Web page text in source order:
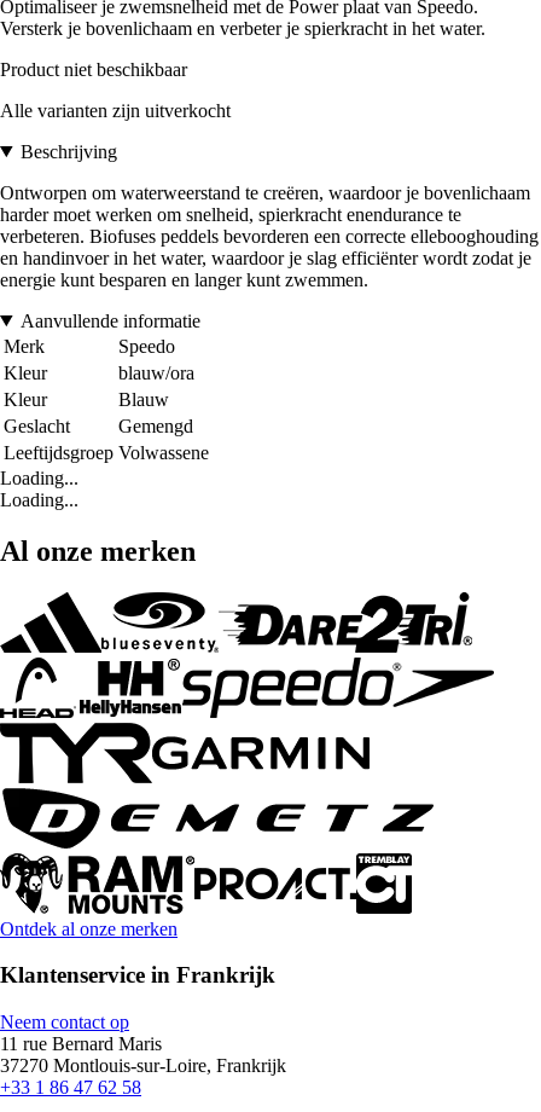
Optimaliseer je zwemsnelheid met de Power plaat van Speedo.
Versterk je bovenlichaam en verbeter je spierkracht in het water.
Product niet beschikbaar
Alle varianten zijn uitverkocht
Beschrijving
Ontworpen om waterweerstand te creëren, waardoor je bovenlichaam
harder moet werken om snelheid, spierkracht enendurance te
verbeteren. Biofuses peddels bevorderen een correcte ellebooghouding
en handinvoer in het water, waardoor je slag efficiënter wordt zodat je
energie kunt besparen en langer kunt zwemmen.
Aanvullende informatie
Merk
Speedo
Kleur
blauw/ora
Kleur
Blauw
Geslacht
Gemengd
Leeftijdsgroep Volwassene
Loading...
Loading...
Al onze merken
Ontdek al onze merken
Klantenservice in Frankrijk
Neem contact op
11 rue Bernard Maris
37270 Montlouis-sur-Loire, Frankrijk
+33 1 86 47 62 58